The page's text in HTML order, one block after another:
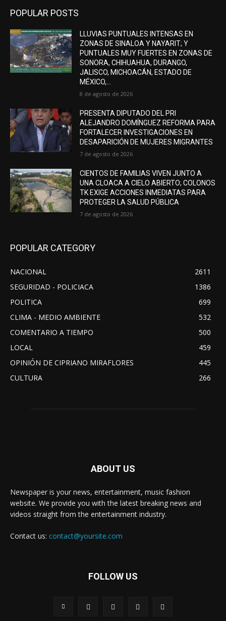
POPULAR POSTS
LLUVIAS PUNTUALES INTENSAS EN
ZONAS DE SINALOA Y NAYARIT; Y
PUNTUALES MUY FUERTES EN ZONAS DE
SONORA, CHIHUAHUA, DURANGO,
JALISCO, MICHOACÁN, ESTADO DE
MÉXICO,...
8 de agosto de 2026
PRESENTA DIPUTADO DEL PRI
ALEJANDRO DOMÍNGUEZ REFORMA PARA
FORTALECER INVESTIGACIONES EN
DESAPARICIÓN DE MUJERES MIGRANTES
7 de agosto de 2026
CIENTOS DE FAMILIAS VIVEN JUNTO A
UNA CLOACA A CIELO ABIERTO; COLONOS
TK EXIGE ACCIONES INMEDIATAS PARA
PROTEGER LA SALUD PÚBLICA
7 de agosto de 2026
POPULAR CATEGORY
NACIONAL
2611
SEGURIDAD - POLICIACA
1386
POLITICA
699
CLIMA - MEDIO AMBIENTE
532
COMENTARIO A TIEMPO
500
LOCAL
459
OPINIÓN DE CIPRIANO MIRAFLORES
445
CULTURA
266
ABOUT US
Newspaper is your news, entertainment, music fashion
website. We provide you with the latest breaking news and
videos straight from the entertainment industry.
Contact us: contact@yoursite.com
FOLLOW US